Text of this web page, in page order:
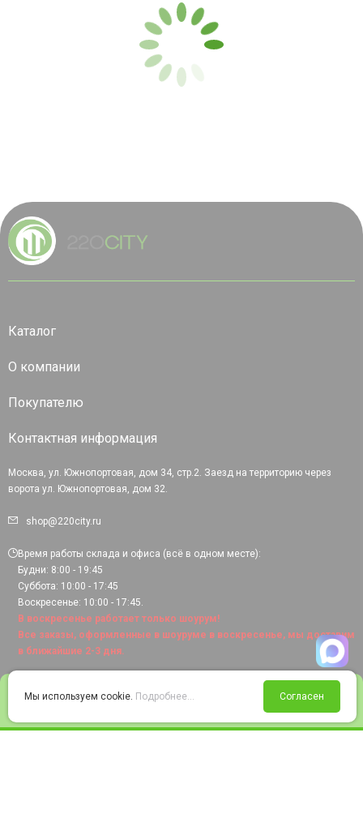
Войти Избранное Корзина
Каталог
О компании
Покупателю
Контактная информация
Москва, ул. Южнопортовая, дом 34, стр.2. Заезд на территорию через
ворота ул. Южнопортовая, дом 32.
shop@220city.ru
Время работы склада и офиса (всё в одном месте):
Будни: 8:00 - 19:45
Суббота: 10:00 - 17:45
Воскресенье: 10:00 - 17:45.
В воскресенье работает только шоурум!
Все заказы, оформленные в шоуруме в воскресенье, мы доставим
в ближайшие 2-3 дня.
Мы используем cookie. Подробнее... Согласен